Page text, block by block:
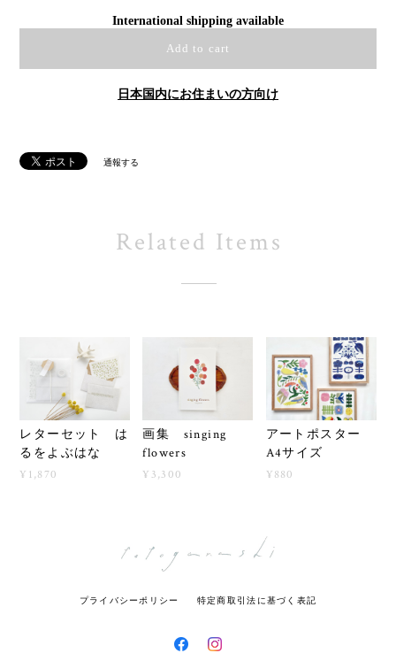
International shipping available
Add to cart
日本国内にお住まいの方向け
通報する
Related Items
レターセット は
るをよぶはな
¥1,870
画集 singing
flowers
¥3,300
アートポスター
A4サイズ
¥880
プライバシーポリシー 特定商取引法に基づく表記